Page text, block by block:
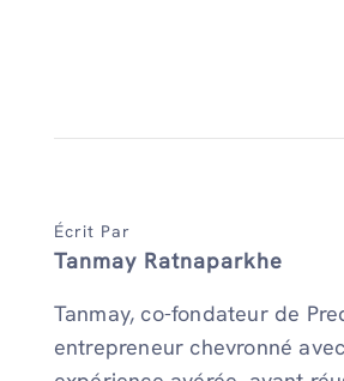
Écrit Par
Tanmay Ratnaparkhe
Tanmay, co-fondateur de
entrepreneur chevronné